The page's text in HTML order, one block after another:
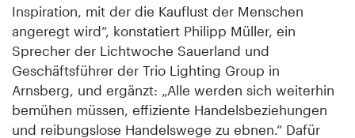
Inspiration, mit der die Kauflust der Menschen
angeregt wird“, konstatiert Philipp Müller, ein
Sprecher der Lichtwoche Sauerland und
Geschäftsführer der Trio Lighting Group in
Arnsberg, und ergänzt: „Alle werden sich weiterhin
bemühen müssen, effiziente Handelsbeziehungen
und reibungslose Handelswege zu ebnen.“ Dafür